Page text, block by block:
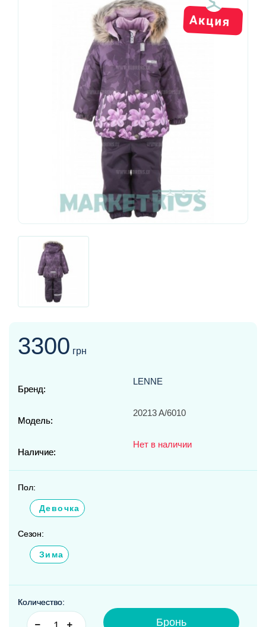
3300 грн
Бренд:
LENNE
Модель:
20213 A/6010
Наличие:
Нет в наличии
Пол:
Девочка
Сезон:
Зима
Количество:
Бронь